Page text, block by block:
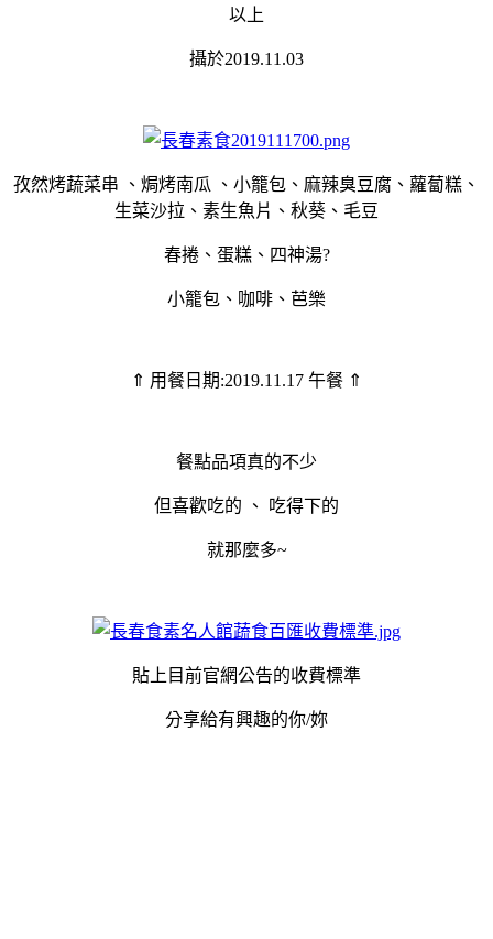
以上
攝於2019.11.03
孜然烤蔬菜串 、焗烤南瓜 、小籠包、麻辣臭豆腐、蘿蔔糕、
生菜沙拉、素生魚片、秋葵、毛豆
春捲、蛋糕、四神湯?
小籠包、咖啡、芭樂
⇑ 用餐日期:2019.11.17 午餐 ⇑
餐點品項真的不少
但喜歡吃的 、 吃得下的
就那麼多~
貼上目前官網公告的收費標準
分享給有興趣的你/妳